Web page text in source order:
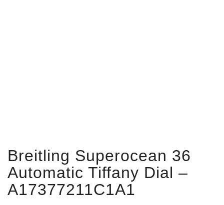
Breitling Superocean 36
Automatic Tiffany Dial –
A17377211C1A1